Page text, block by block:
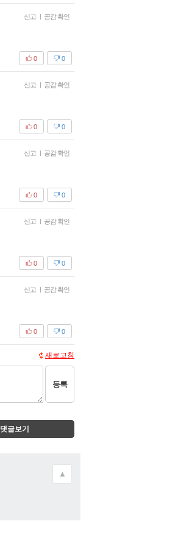
신고 | 공감 확인
0
0
신고 | 공감 확인
0
0
신고 | 공감 확인
0
0
신고 | 공감 확인
0
0
신고 | 공감 확인
0
0
새로고침
등록
댓글보기
▲